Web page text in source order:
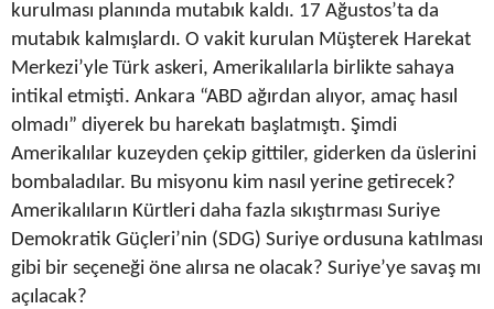
kurulması planında mutabık kaldı. 17 Ağustos’ta da
mutabık kalmışlardı. O vakit kurulan Müşterek Harekat
Merkezi’yle Türk askeri, Amerikalılarla birlikte sahaya
intikal etmişti. Ankara “ABD ağırdan alıyor, amaç hasıl
olmadı” diyerek bu harekatı başlatmıştı. Şimdi
Amerikalılar kuzeyden çekip gittiler, giderken da üslerini
bombaladılar. Bu misyonu kim nasıl yerine getirecek?
Amerikalıların Kürtleri daha fazla sıkıştırması Suriye
Demokratik Güçleri’nin (SDG) Suriye ordusuna katılması
gibi bir seçeneği öne alırsa ne olacak? Suriye’ye savaş mı
açılacak?